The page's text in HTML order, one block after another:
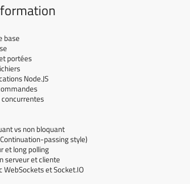
base
portées
Node.JS
vs non bloquant
passing style)
et long polling
serveur et cliente
et Socket.IO